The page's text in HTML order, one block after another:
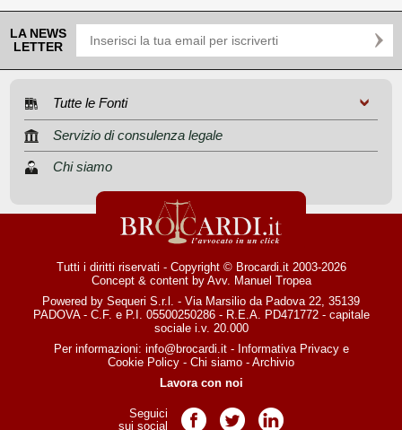
LA NEWS
LETTER
Tutte le Fonti
Servizio di consulenza legale
Chi siamo
Tutti i diritti riservati - Copyright © Brocardi.it 2003-2026
Concept & content by Avv. Manuel Tropea
Powered by Sequeri S.r.l. - Via Marsilio da Padova 22, 35139
PADOVA - C.F. e P.I. 05500250286 - R.E.A. PD471772 - capitale
sociale i.v. 20.000
Per informazioni: info@brocardi.it- Informativa Privacye
Cookie Policy - Chi siamo - Archivio
Lavora con noi
Seguici
sui social
Pagina Facebook
Pagina TwitterPagina LinkedIn